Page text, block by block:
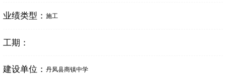
业绩类型： 施工
工期：
建设单位： 丹凤县商镇中学